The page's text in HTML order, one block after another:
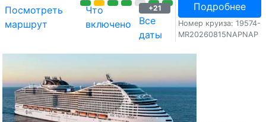
Посмотреть
маршрут
Что
включено
+21
Все
даты
Подробнее
Номер круиза: 19574-
MR20260815NAPNAP